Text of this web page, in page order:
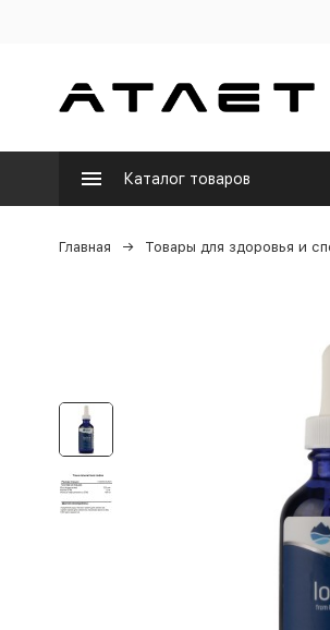
Каталог товаров
Главная Товары для здоровья и